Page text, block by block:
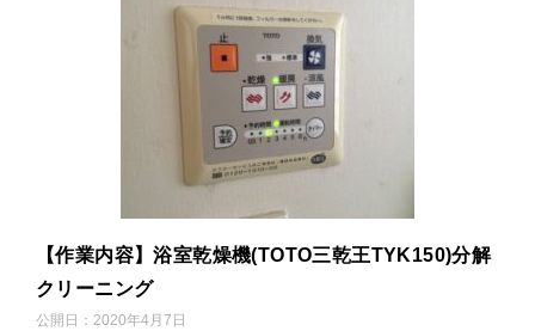
【作業内容】浴室乾燥機(TOTO三乾王TYK150)分解
クリーニング
公開日： 2020年4月7日